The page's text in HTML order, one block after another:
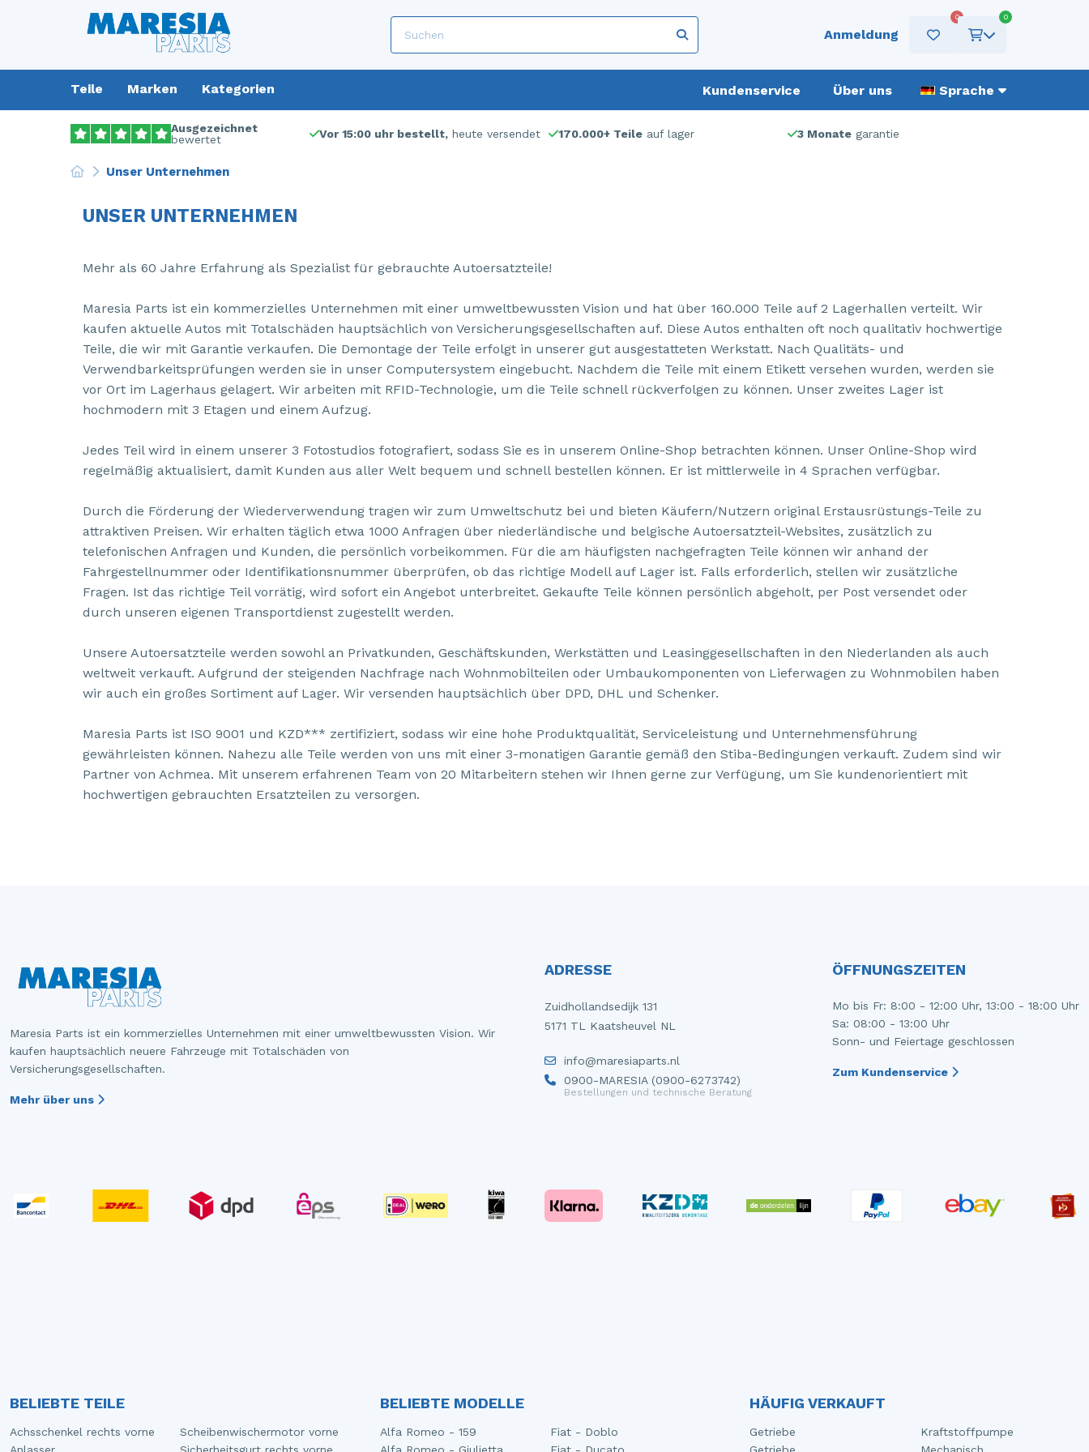
Anmeldung
0 0
Teile Marken Kategorien Kundenservice Über uns Sprache
Ausgezeichnet
bewertet
Vor 15:00 uhr bestellt, heute versendet 170.000+ Teile auf lager 3 Monate garantie
Unser Unternehmen
UNSER UNTERNEHMEN
Mehr als 60 Jahre Erfahrung als Spezialist für gebrauchte Autoersatzteile!
Maresia Parts ist ein kommerzielles Unternehmen mit einer umweltbewussten Vision und hat über 160.000 Teile auf 2 Lagerhallen verteilt. Wir
kaufen aktuelle Autos mit Totalschäden hauptsächlich von Versicherungsgesellschaften auf. Diese Autos enthalten oft noch qualitativ hochwertige
Teile, die wir mit Garantie verkaufen. Die Demontage der Teile erfolgt in unserer gut ausgestatteten Werkstatt. Nach Qualitäts- und
Verwendbarkeitsprüfungen werden sie in unser Computersystem eingebucht. Nachdem die Teile mit einem Etikett versehen wurden, werden sie
vor Ort im Lagerhaus gelagert. Wir arbeiten mit RFID-Technologie, um die Teile schnell rückverfolgen zu können. Unser zweites Lager ist
hochmodern mit 3 Etagen und einem Aufzug.
Jedes Teil wird in einem unserer 3 Fotostudios fotografiert, sodass Sie es in unserem Online-Shop betrachten können. Unser Online-Shop wird
regelmäßig aktualisiert, damit Kunden aus aller Welt bequem und schnell bestellen können. Er ist mittlerweile in 4 Sprachen verfügbar.
Durch die Förderung der Wiederverwendung tragen wir zum Umweltschutz bei und bieten Käufern/Nutzern original Erstausrüstungs-Teile zu
attraktiven Preisen. Wir erhalten täglich etwa 1000 Anfragen über niederländische und belgische Autoersatzteil-Websites, zusätzlich zu
telefonischen Anfragen und Kunden, die persönlich vorbeikommen. Für die am häufigsten nachgefragten Teile können wir anhand der
Fahrgestellnummer oder Identifikationsnummer überprüfen, ob das richtige Modell auf Lager ist. Falls erforderlich, stellen wir zusätzliche
Fragen. Ist das richtige Teil vorrätig, wird sofort ein Angebot unterbreitet. Gekaufte Teile können persönlich abgeholt, per Post versendet oder
durch unseren eigenen Transportdienst zugestellt werden.
Unsere Autoersatzteile werden sowohl an Privatkunden, Geschäftskunden, Werkstätten und Leasinggesellschaften in den Niederlanden als auch
weltweit verkauft. Aufgrund der steigenden Nachfrage nach Wohnmobilteilen oder Umbaukomponenten von Lieferwagen zu Wohnmobilen haben
wir auch ein großes Sortiment auf Lager. Wir versenden hauptsächlich über DPD, DHL und Schenker.
Maresia Parts ist ISO 9001 und KZD*** zertifiziert, sodass wir eine hohe Produktqualität, Serviceleistung und Unternehmensführung
gewährleisten können. Nahezu alle Teile werden von uns mit einer 3-monatigen Garantie gemäß den Stiba-Bedingungen verkauft. Zudem sind wir
Partner von Achmea. Mit unserem erfahrenen Team von 20 Mitarbeitern stehen wir Ihnen gerne zur Verfügung, um Sie kundenorientiert mit
hochwertigen gebrauchten Ersatzteilen zu versorgen.
Maresia Parts ist ein kommerzielles Unternehmen mit einer umweltbewussten Vision. Wir
kaufen hauptsächlich neuere Fahrzeuge mit Totalschäden von
Versicherungsgesellschaften.
Mehr über uns
ADRESSE
Zuidhollandsedijk 131
5171 TL Kaatsheuvel NL
info@maresiaparts.nl
0900-MARESIA (0900-6273742)
Bestellungen und technische Beratung
ÖFFNUNGSZEITEN
Mo bis Fr: 8:00 - 12:00 Uhr, 13:00 - 18:00 Uhr
Sa: 08:00 - 13:00 Uhr
Sonn- und Feiertage geschlossen
Zum Kundenservice
BELIEBTE TEILE
Achsschenkel rechts vorne
Scheibenwischermotor vorne
BELIEBTE MODELLE
Alfa Romeo - 159
Fiat - Doblo
HÄUFIG VERKAUFT
Getriebe
Kraftstoffpumpe